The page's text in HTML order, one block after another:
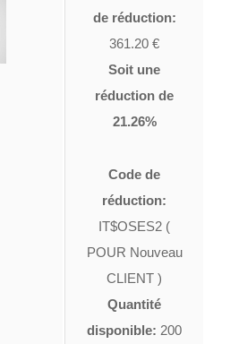
de réduction:
361.20 €
Soit une
réduction de
21.26%
Code de
réduction:
IT$OSES2 (
POUR Nouveau
CLIENT )
Quantité
disponible: 200